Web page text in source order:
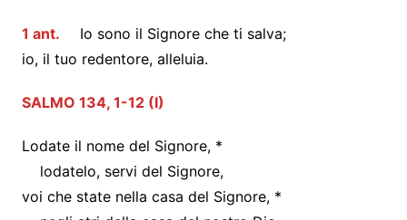
1 ant.
Io sono il Signore che ti salva;
io, il tuo redentore, alleluia.
SALMO 134, 1-12 (I)
Lodate il nome del Signore, *
lodatelo, servi del Signore,
voi che state nella casa del Signore, *